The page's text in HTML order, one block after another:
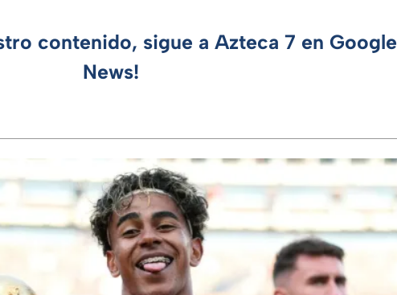
contenido, sigue a Azteca 7 en Google
News!